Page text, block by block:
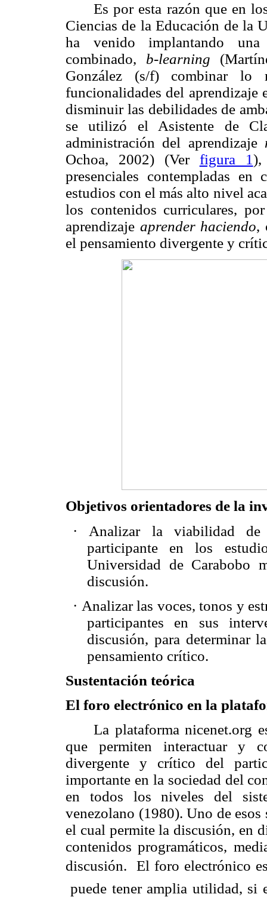
Es por esta razón que en
Ciencias de la Educación de la
ha venido implantando una
combinado, b-learning
González (s/f) combinar lo
funcionalidades del aprendizaje
disminuir las debilidades de
seutilizó el Asistente de
administración del aprendizaje
Ochoa, 2002) (Ver figura 1),
presenciales contempladas
estudios con el más alto nivel
los contenidos curriculares,
aprendizaje aprender haciendo,
el pensamiento divergente y
Objetivos orientadores de la
·
Analizar la viabilidad de
participante en los
Universidad de Carabobo
discusión.
· Analizar las voces, tonos y
participantes en sus
discusión, para determinar
pensamiento crítico.
Sustentación teórica
El foro electrónico en la
La plataforma nicenet.org
que permiten interactuar y
divergente y crítico del
importante en la sociedad del
en todos los niveles del
venezolano (1980). Uno de
el cual permite la discusión, en
contenidos programáticos,
discusión. El foro electrónico
puede tener amplia utilidad, si